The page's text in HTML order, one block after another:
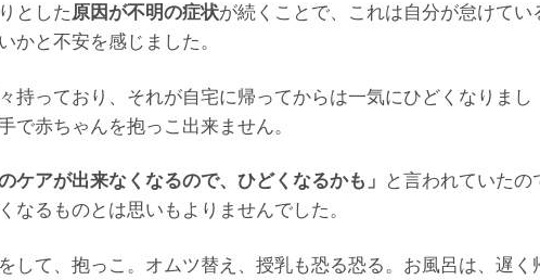
とした原因が不明の症状が続くことで、これは自分が怠けてい
かと不安を感じました。
持っており、それが自宅に帰ってからは一気にひどくなりまし
で赤ちゃんを抱っこ出来ません。
ケアが出来なくなるので、ひどくなるかも」
と言われていたの
るものとは思いもよりませんでした。
して、抱っこ。オムツ替え、授乳も恐る恐る。お風呂は、遅く